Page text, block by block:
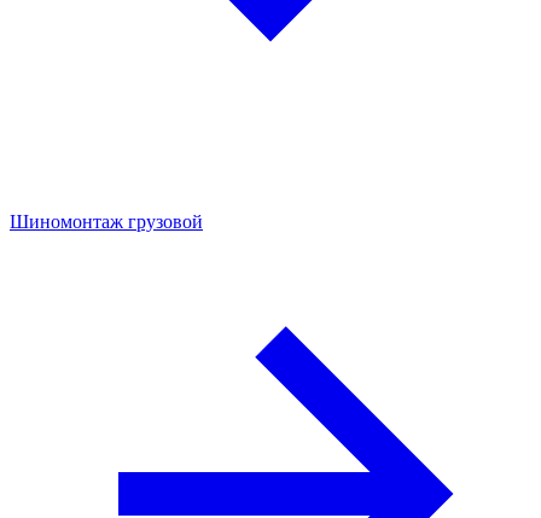
Шиномонтаж грузовой